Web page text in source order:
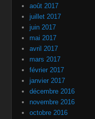
août 2017
juillet 2017
juin 2017
mai 2017
avril 2017
mars 2017
février 2017
janvier 2017
décembre 2016
novembre 2016
octobre 2016